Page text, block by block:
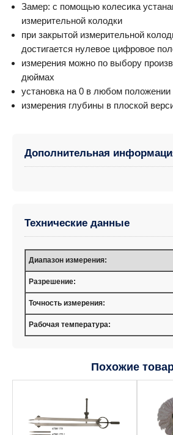
Замер: с помощью колесика
измерительной колодки
при закрытой измерительной
достигается нулевое цифровое
измерения можно по выбору
дюймах
установка на 0 в любом положении
измерения глубины в плоской
Дополнительная
Технические данные
Диапазон измерения:
Разрешение:
Точноcть измерения:
Рабочая температура:
Похожие